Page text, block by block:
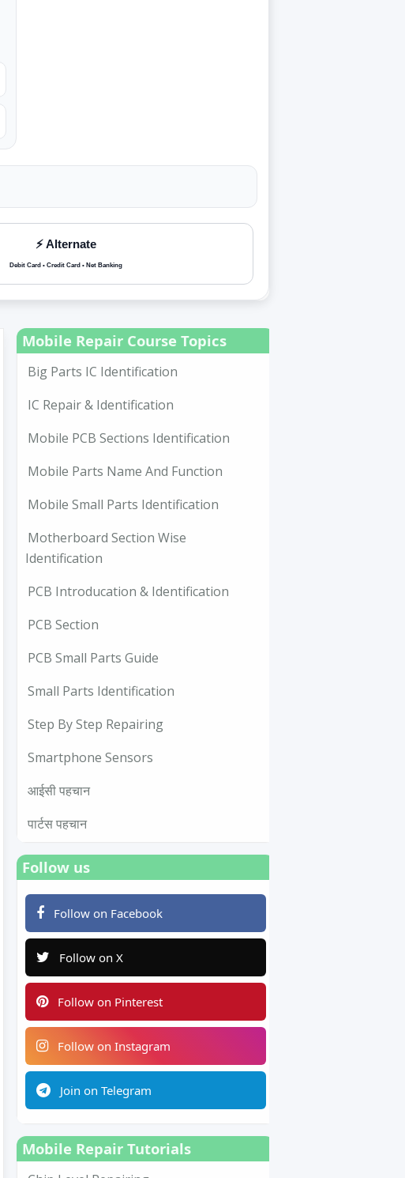
⚡ Alternate
Debit Card • Credit Card • Net Banking
Mobile Repair Course Topics
Big Parts IC Identification
IC Repair & Identification
Mobile PCB Sections Identification
Mobile Parts Name And Function
Mobile Small Parts Identification
Motherboard Section Wise
Identification
PCB Introducation & Identification
PCB Section
PCB Small Parts Guide
Small Parts Identification
Step By Step Repairing
Smartphone Sensors
आईसी पहचान
पार्टस पहचान
Follow us
Follow on Facebook
Follow on X
Follow on Pinterest
Follow on Instagram
Join on Telegram
Mobile Repair Tutorials